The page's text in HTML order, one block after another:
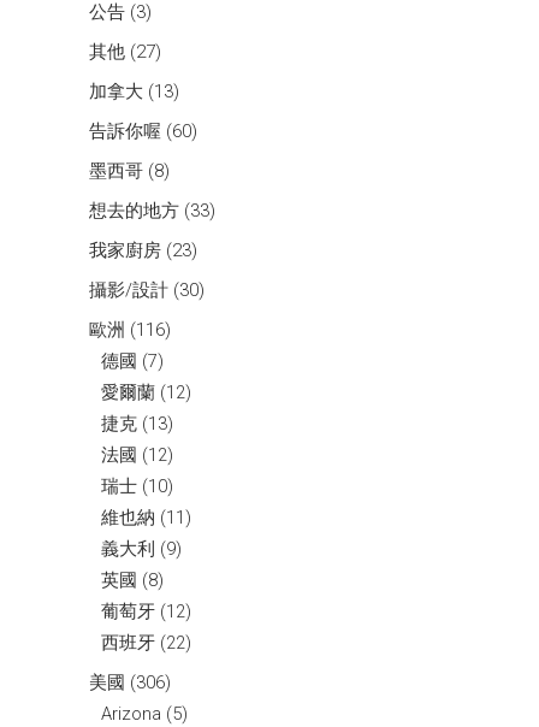
公告 (3)
其他 (27)
加拿大 (13)
告訴你喔 (60)
墨西哥 (8)
想去的地方 (33)
我家廚房 (23)
攝影/設計 (30)
歐洲 (116)
德國 (7)
愛爾蘭 (12)
捷克 (13)
法國 (12)
瑞士 (10)
維也納 (11)
義大利 (9)
英國 (8)
葡萄牙 (12)
西班牙 (22)
美國 (306)
Arizona (5)